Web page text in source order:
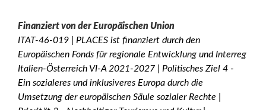
Finanziert von der Europäischen Union
ITAT-46-019 | PLACES ist finanziert durch den
Europäischen Fonds für regionale Entwicklung und Interreg
Italien-Österreich VI-A 2021-2027 | Politisches Ziel 4 -
Ein sozialeres und inklusiveres Europa durch die
Umsetzung der europäischen Säule sozialer Rechte |